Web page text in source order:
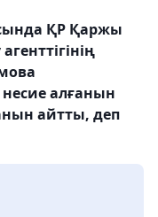
ҚР Қаржы
алғанын
айтты, деп